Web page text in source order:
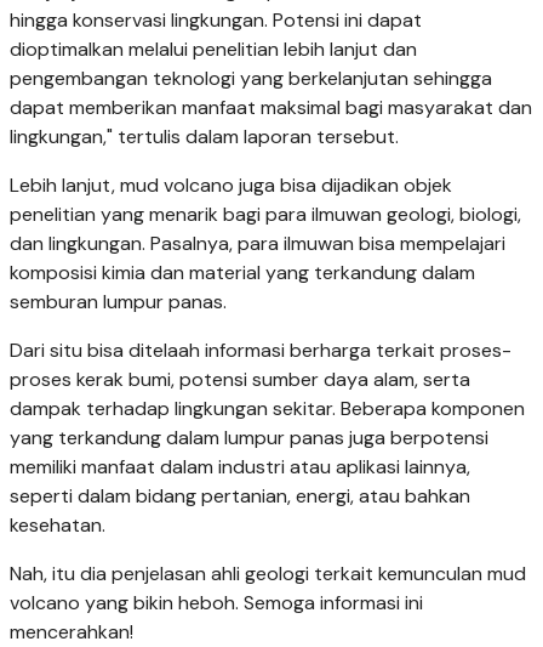
hingga konservasi lingkungan. Potensi ini dapat
dioptimalkan melalui penelitian lebih lanjut dan
pengembangan teknologi yang berkelanjutan sehingga
dapat memberikan manfaat maksimal bagi masyarakat dan
lingkungan," tertulis dalam laporan tersebut.
Lebih lanjut, mud volcano juga bisa dijadikan objek
penelitian yang menarik bagi para ilmuwan geologi, biologi,
dan lingkungan. Pasalnya, para ilmuwan bisa mempelajari
komposisi kimia dan material yang terkandung dalam
semburan lumpur panas.
Dari situ bisa ditelaah informasi berharga terkait proses-
proses kerak bumi, potensi sumber daya alam, serta
dampak terhadap lingkungan sekitar. Beberapa komponen
yang terkandung dalam lumpur panas juga berpotensi
memiliki manfaat dalam industri atau aplikasi lainnya,
seperti dalam bidang pertanian, energi, atau bahkan
kesehatan.
Nah, itu dia penjelasan ahli geologi terkait kemunculan mud
volcano yang bikin heboh. Semoga informasi ini
mencerahkan!